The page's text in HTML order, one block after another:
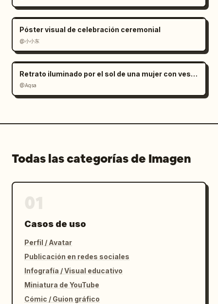
Póster visual de celebración ceremonial
@小小东
Retrato iluminado por el sol de una mujer con vestido de satén rojo
@Aqsa
Todas las categorías de Imagen
Casos de uso
Perfil / Avatar
Publicación en redes sociales
Infografía / Visual educativo
Miniatura de YouTube
Cómic / Guion gráfico